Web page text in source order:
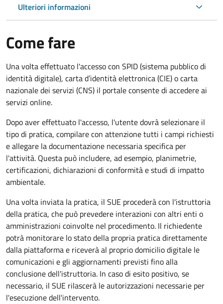
Ulteriori informazioni
Come fare
Una volta effettuato l'accesso con SPID (sistema pubblico di
identità digitale), carta d’identità elettronica (CIE) o carta
nazionale dei servizi (CNS) il portale consente di accedere ai
servizi online.
Dopo aver effettuato l'accesso, l'utente dovrà selezionare il
tipo di pratica, compilare con attenzione tutti i campi richiesti
e allegare la documentazione necessaria specifica per
l'attività. Questa può includere, ad esempio, planimetrie,
certificazioni, dichiarazioni di conformità e studi di impatto
ambientale.
Una volta inviata la pratica, il SUE procederà con l'istruttoria
della pratica, che può prevedere interazioni con altri enti o
amministrazioni coinvolte nel procedimento. Il richiedente
potrà monitorare lo stato della propria pratica direttamente
dalla piattaforma e riceverà al proprio domicilio digitale le
comunicazioni e gli aggiornamenti previsti fino alla
conclusione dell'istruttoria. In caso di esito positivo, se
necessario, il SUE rilascerà le autorizzazioni necessarie per
l'esecuzione dell'intervento.